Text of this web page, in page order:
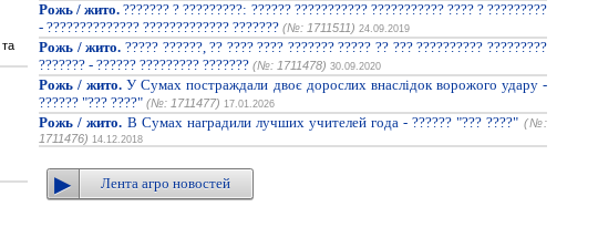
Рожь / жито. ??????? ? ?????????: ?????? ??????????? ??????????? ???? ? ?????????
- ?????????????? ????????????? ??????? (№: 1711511) 24.09.2019
Рожь / жито. ????? ??????, ?? ???? ???? ??????? ????? ?? ??? ?????????? ?????????
??????? - ?????? ????????? ??????? (№: 1711478) 30.09.2020
Рожь / жито. У Сумах постраждали двоє дорослих внаслідок ворожого удару -
?????? "??? ????" (№: 1711477) 17.01.2026
Рожь / жито. В Сумах наградили лучших учителей года - ?????? "??? ????" (№:
1711476) 14.12.2018
Лента агро новостей